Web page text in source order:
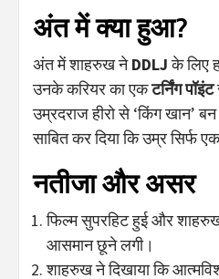
अंत में क्या हुआ?
अंत में शाहरुख नेDDLJके लिए
उनके करियर का एकटर्निंग पॉइंट
उम्रदराज हीरो से ‘किंग
साबित कर दिया कि उम्र सिर्फ
नतीजा और असर
फिल्म सुपरहिट हुई और
आसमान छूने लगी।
शाहरुख ने दिखाया कि